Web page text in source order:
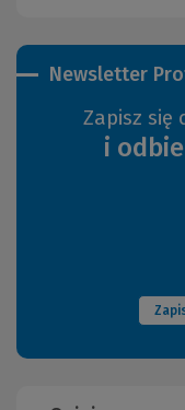
Newsletter
Zapisz się
i